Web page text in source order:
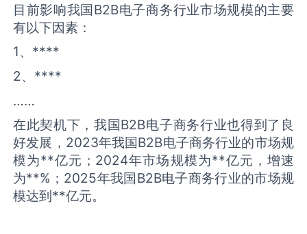
目前影响我国B2B电子商务行业市场规模的主要
有以下因素：
1、****
2、****
……
在此契机下，我国B2B电子商务行业也得到了良
好发展，2023年我国B2B电子商务行业的市场规
模为**亿元；2024年市场规模为**亿元，增速
为**%；2025年我国B2B电子商务行业的市场规
模达到**亿元。